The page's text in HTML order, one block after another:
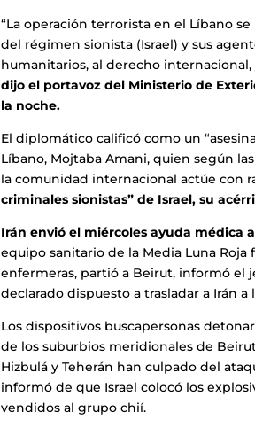
“La operación terrorista en el Líbano
del régimen sionista (Israel) y sus
humanitarios, al derecho
dijo el portavoz del Ministerio de
la noche.
El diplomático calificó como un
Líbano, Mojtaba Amani, quien según
la comunidad internacional actúe con
criminales sionistas” de Israel, su
Irán envió el miércoles ayuda médica
equipo sanitario de la Media Luna Roja
enfermeras, partió a Beirut, informó el
declarado dispuesto a trasladar a Irán
Los dispositivos buscapersonas
de los suburbios meridionales de
Hizbulá y Teherán han culpado del
informó de que Israel colocó los
vendidos al grupo chií.